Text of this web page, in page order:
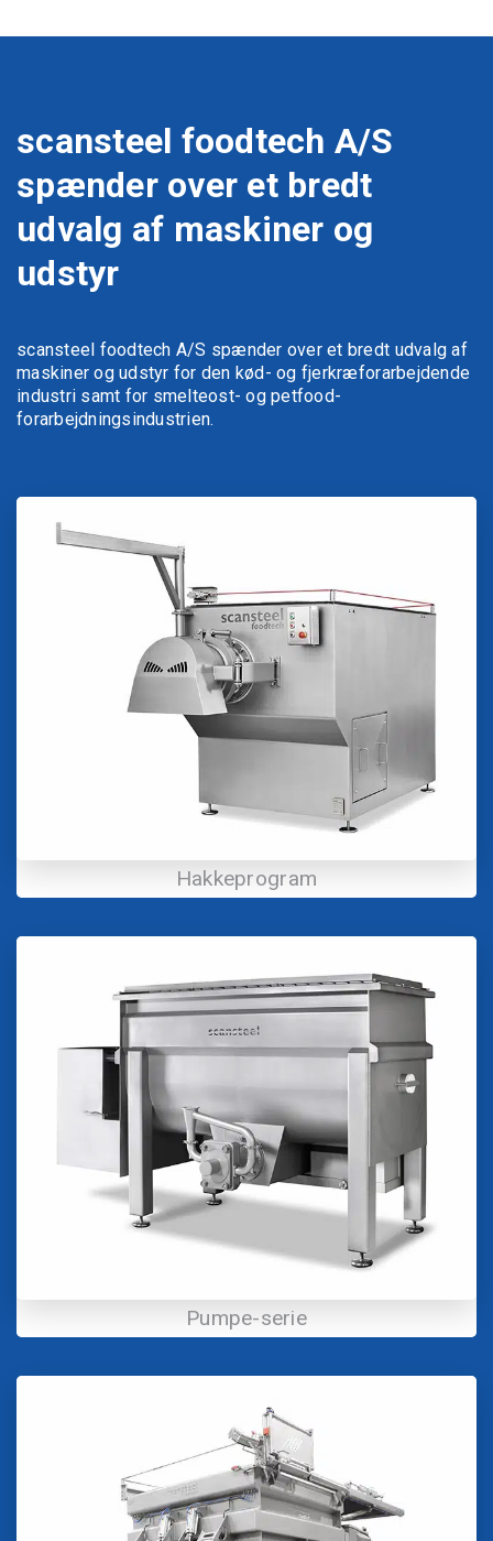
scansteel foodtech A/S
spænder over et bredt
udvalg af maskiner og
udstyr
scansteel foodtech A/S spænder over et bredt udvalg af
maskiner og udstyr for den kød- og fjerkræforarbejdende
industri samt for smelteost- og petfood-
forarbejdningsindustrien.
Hakkeprogram
Pumpe-serie